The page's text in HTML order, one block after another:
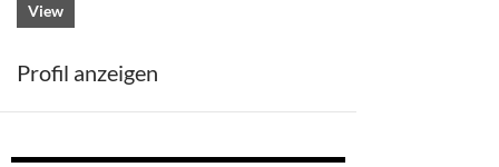
View
Profil anzeigen